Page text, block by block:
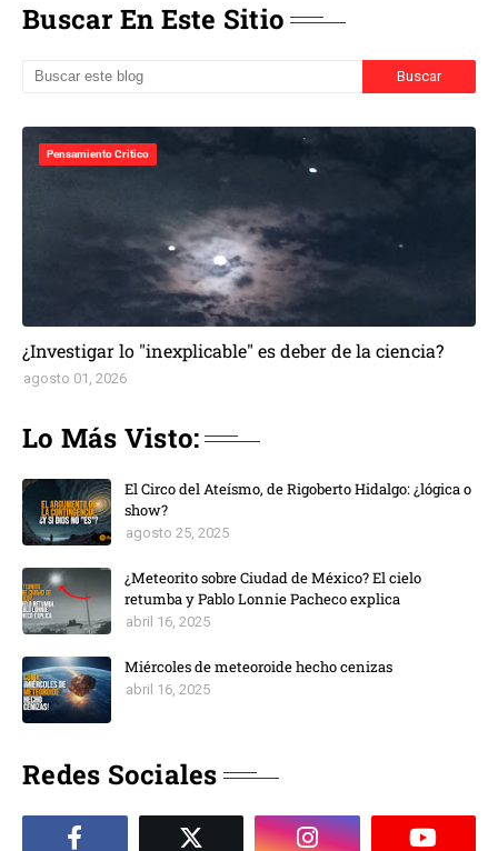
Buscar En Este Sitio
Pensamiento Critico
¿Investigar lo "inexplicable" es deber de la ciencia?
agosto 01, 2026
Lo Más Visto:
El Circo del Ateísmo, de Rigoberto Hidalgo: ¿lógica o
show?
agosto 25, 2025
¿Meteorito sobre Ciudad de México? El cielo
retumba y Pablo Lonnie Pacheco explica
abril 16, 2025
Miércoles de meteoroide hecho cenizas
abril 16, 2025
Redes Sociales